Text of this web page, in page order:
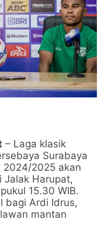
– Laga klasik
Surabaya
2024/2025 akan
Jalak Harupat,
15.30 WIB.
bagi Ardi Idrus,
mantan